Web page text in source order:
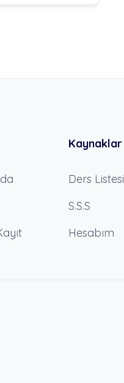
Kaynaklar
Ders Listesi
S.S.S
Hesabım